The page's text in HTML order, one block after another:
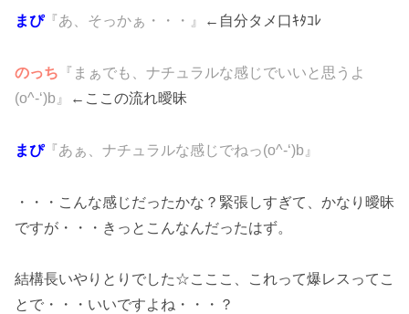
まぴ『あ、そっかぁ・・・』 ←自分タメ口ｷﾀｺﾚ
のっち 『まぁでも、ナチュラルな感じでいいと思うよ
(o^-‘)b』
←ここの流れ曖昧
まぴ『あぁ、ナチュラルな感じでねっ(o^-‘)b』
・・・こんな感じだったかな？緊張しすぎて、かなり曖昧
ですが・・・きっとこんなんだったはず。
結構長いやりとりでした☆こここ、これって爆レスってこ
とで・・・いいですよね・・・？